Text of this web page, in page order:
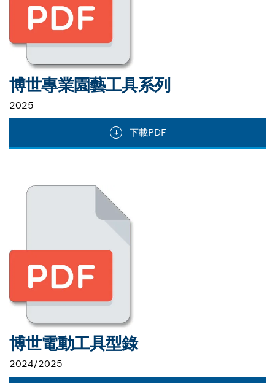
博世專業園藝工具系列
2025
下載PDF
博世電動工具型錄
2024/2025